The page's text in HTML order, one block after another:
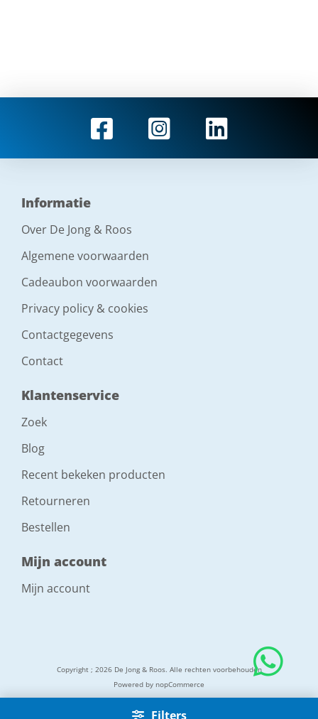
Filters
Informatie
Over De Jong & Roos
Algemene voorwaarden
Cadeaubon voorwaarden
Privacy policy & cookies
Contactgegevens
Contact
Klantenservice
Zoek
Blog
Recent bekeken producten
Retourneren
Bestellen
Mijn account
Mijn account
Copyright ; 2026 De Jong & Roos. Alle rechten voorbehouden
Powered by nopCommerce